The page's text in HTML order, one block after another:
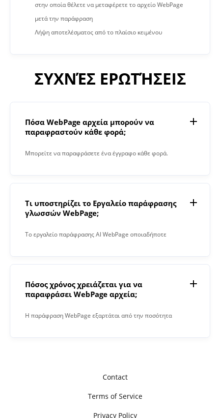
στην οποία θέλετε να μεταφέρετε το αρχείο WebPage
μετά την παράφραση
Λήψη αποτελέσματος από το πλαίσιο κειμένου
ΣΥΧΝΈΣ ΕΡΩΤΉΣΕΙΣ
Πόσα WebPage αρχεία μπορούν να
παραφραστούν κάθε φορά;
Μπορείτε να παραφράσετε ένα έγγραφο κάθε φορά.
Τι υποστηρίζει το Εργαλείο παράφρασης
γλωσσών WebPage;
Το εργαλείο παράφρασης AI WebPage οποιαδήποτε
Πόσος χρόνος χρειάζεται για να
παραφράσει WebPage αρχεία;
Η παράφραση WebPage εξαρτάται από την ποσότητα
Contact
Terms of Service
Privacy Policy